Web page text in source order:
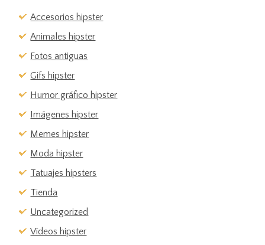
Accesorios hipster
Animales hipster
Fotos antiguas
Gifs hipster
Humor gráfico hipster
Imágenes hipster
Memes hipster
Moda hipster
Tatuajes hipsters
Tienda
Uncategorized
Vídeos hipster